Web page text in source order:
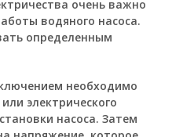
очень важно
водяного насоса.
определенным
необходимо
электрического
насоса. Затем